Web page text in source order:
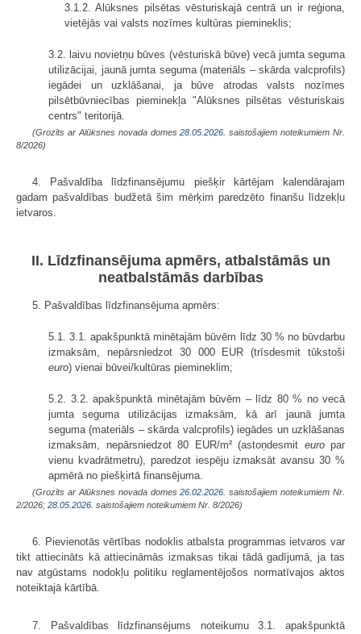
3.1.2. Alūksnes pilsētas vēsturiskajā centrā un ir reģiona,
vietējās vai valsts nozīmes kultūras piemineklis;
3.2. laivu novietņu būves (vēsturiskā būve) vecā jumta seguma
utilizācijai, jaunā jumta seguma (materiāls – skārda valcprofils)
iegādei un uzklāšanai, ja būve atrodas valsts nozīmes
pilsētbūvniecības pieminekļa "Alūksnes pilsētas vēsturiskais
centrs" teritorijā.
(Grozīts ar Alūksnes novada domes28.05.2026. saistošajiem noteikumiem Nr.
8/2026)
4. Pašvaldība līdzfinansējumu piešķir kārtējam kalendārajam
gadam pašvaldības budžetā šim mērķim paredzēto finanšu līdzekļu
ietvaros.
II. Līdzfinansējuma apmērs, atbalstāmās un
neatbalstāmās darbības
5. Pašvaldības līdzfinansējuma apmērs:
5.1. 3.1. apakšpunktā minētajām būvēm līdz 30 % no būvdarbu
izmaksām, nepārsniedzot 30 000 EUR (trīsdesmit tūkstoši
euro) vienai būvei/kultūras piemineklim;
5.2. 3.2. apakšpunktā minētajām būvēm – līdz 80 % no vecā
jumta seguma utilizācijas izmaksām, kā arī jaunā jumta
seguma (materiāls – skārda valcprofils) iegādes un uzklāšanas
izmaksām, nepārsniedzot 80 EUR/m² (astoņdesmit europar
vienu kvadrātmetru), paredzot iespēju izmaksāt avansu 30 %
apmērā no piešķirtā finansējuma.
(Grozīts ar Alūksnes novada domes26.02.2026. saistošajiem noteikumiem Nr.
2/2026; 28.05.2026. saistošajiem noteikumiem Nr. 8/2026)
6. Pievienotās vērtības nodoklis atbalsta programmas ietvaros var
tikt attiecināts kā attiecināmās izmaksas tikai tādā gadījumā, ja tas
nav atgūstams nodokļu politiku reglamentējošos normatīvajos aktos
noteiktajā kārtībā.
7. Pašvaldības līdzfinansējums noteikumu 3.1. apakšpunktā